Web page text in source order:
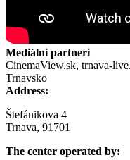
Mediálni partneri
CinemaView.sk, trnava-
Trnavsko
Address:
Štefánikova 4
Trnava, 91701
The center operated by: